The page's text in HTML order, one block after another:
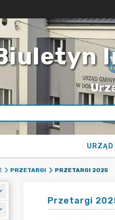
URZĄD
PRZETARGI PRZETARGI 2025
Przetargi